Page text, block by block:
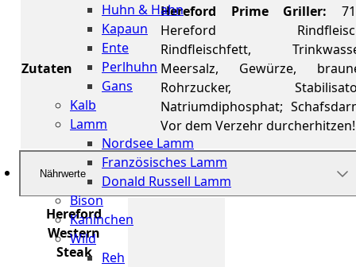
Huhn & Hahn
Kapaun
Ente
Perlhuhn
Gans
Kalb
Lamm
Nordsee Lamm
Französisches Lamm
Donald Russell Lamm
Bison
Kaninchen
Wild
Reh
Zutaten
Hereford Prime Griller:
Hereford
Rindfleischfett,
Meersalz, Gewürze,
Rohrzucker,
Natriumdiphosphat;
Vor dem Verzehr durcherhitzen!
Nährwerte
Hereford
Western
Steak